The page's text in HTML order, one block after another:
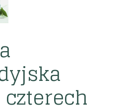
czterech